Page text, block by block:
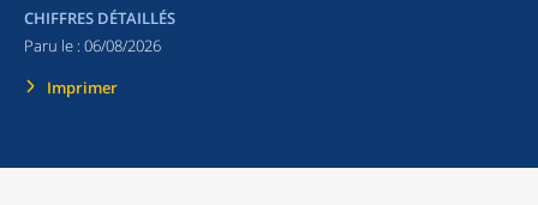
CHIFFRES DÉTAILLÉS
Paru le : 06/08/2026
Imprimer